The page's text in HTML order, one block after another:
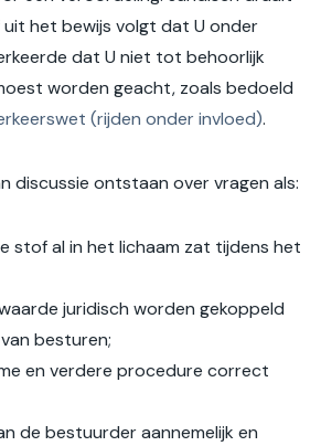
het bewijs volgt dat U onder
dat U niet tot behoorlijk
worden geacht, zoals bedoeld
(rijden onder invloed).
discussie ontstaan over vragen als:
stof al in het lichaam zat tijdens het
juridisch worden gekoppeld
besturen;
en verdere procedure correct
de bestuurder aannemelijk en